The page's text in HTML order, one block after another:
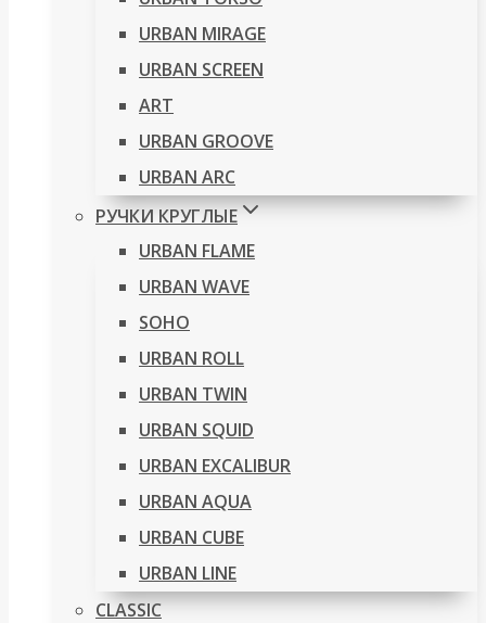
URBAN MIRAGE
URBAN SCREEN
ART
URBAN GROOVE
URBAN ARC
РУЧКИ КРУГЛЫЕ
URBAN FLAME
URBAN WAVE
SOHO
URBAN ROLL
URBAN TWIN
URBAN SQUID
URBAN EXCALIBUR
URBAN AQUA
URBAN CUBE
URBAN LINE
CLASSIC